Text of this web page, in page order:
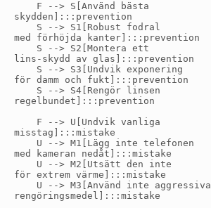
    F --> S[Använd bästa
skydden]:::prevention
    S --> S1[Robust fodral
med förhöjda kanter]:::prevention
    S --> S2[Montera ett
lins-skydd av glas]:::prevention
    S --> S3[Undvik exponering
för damm och fukt]:::prevention
    S --> S4[Rengör linsen
regelbundet]:::prevention
    F --> U[Undvik vanliga
misstag]:::mistake
    U --> M1[Lägg inte telefonen
med kameran nedåt]:::mistake
    U --> M2[Utsätt den inte
för extrem värme]:::mistake
    U --> M3[Använd inte aggressiva
rengöringsmedel]:::mistake